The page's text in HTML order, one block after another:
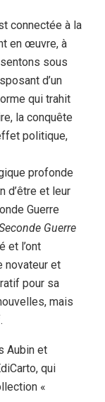
connectée à la
en œuvre, à
sous
d’un
qui trahit
la conquête
politique,
profonde
d’être et leur
Guerre
Guerre
et l’ont
novateur et
pour sa
mais
Aubin et
qui
«